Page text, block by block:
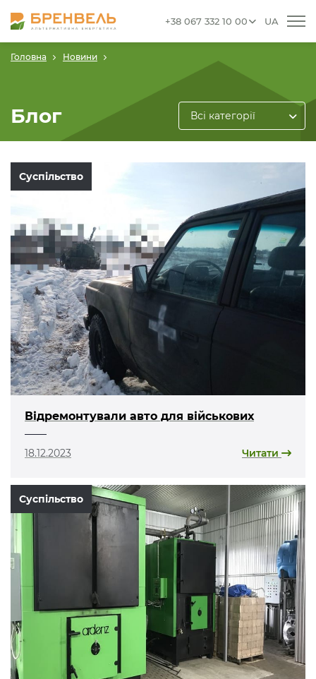
+38 067 332 10 00 UA
Головна Новини
Блог Всі категорії
Суспільство
Відремонтували авто для військових
18.12.2023 Читати
Суспільство